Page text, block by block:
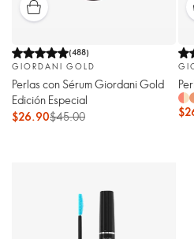
(488)
GIORDANI GOLD
Perlas con Sérum Giordani Gold
Edición Especial
$26.90$45.00